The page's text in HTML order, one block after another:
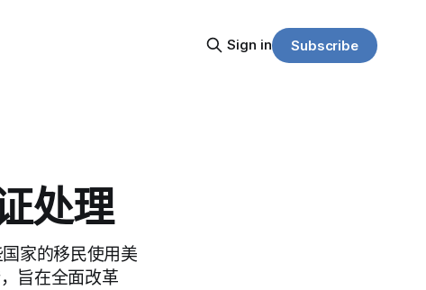
Sign in Subscribe
处理
家的移民使用美
旨在全面改革